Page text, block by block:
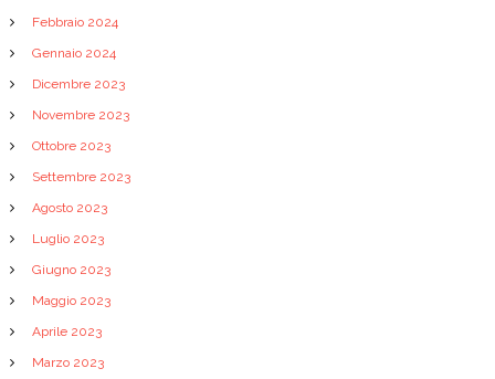
Febbraio 2024
Gennaio 2024
Dicembre 2023
Novembre 2023
Ottobre 2023
Settembre 2023
Agosto 2023
Luglio 2023
Giugno 2023
Maggio 2023
Aprile 2023
Marzo 2023